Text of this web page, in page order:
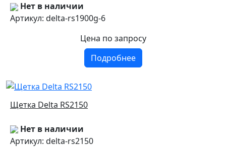
Нет в наличии
Артикул: delta-rs1900g-6
Цена по запросу
Подробнее
Щетка Delta RS2150
Нет в наличии
Артикул: delta-rs2150